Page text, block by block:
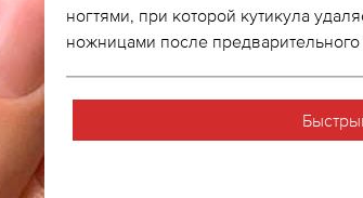
ногтями, при которой кутикула
ножницами после